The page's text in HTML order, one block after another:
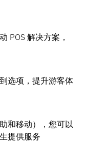
POS 解决方案，
选项，提升游客体
和移动），您可以
提供服务